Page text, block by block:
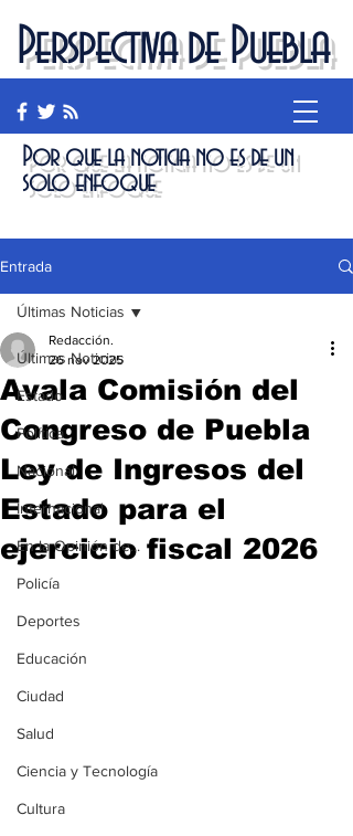
Perspectiva de Puebla
Por que la noticia no es de un
solo enfoque
Entrada
Últimas Noticias
Estado
Política
Nacional
Internacional
En la Opinión de...
Policía
Deportes
Educación
Ciudad
Salud
Ciencia y Tecnología
Cultura
Últimas Noticias
Avala Comisión del
Congreso de Puebla
Ley de Ingresos del
Estado para el
ejercicio fiscal 2026
Redacción.
26 nov 2025